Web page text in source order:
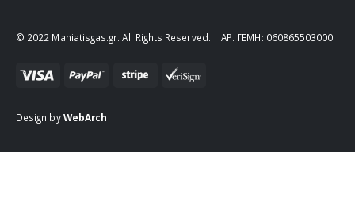
© 2022 Maniatisgas.gr. All Rights Reserved. | ΑΡ. ΓΕΜΗ: 060865503000
Design byWebArch